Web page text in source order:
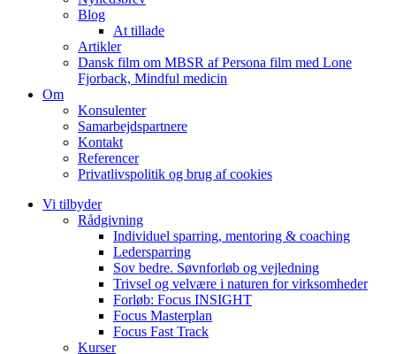
Blog
At tillade
Artikler
Dansk film om MBSR af Persona film med Lone
Fjorback, Mindful medicin
Om
Konsulenter
Samarbejdspartnere
Kontakt
Referencer
Privatlivspolitik og brug af cookies
Vi tilbyder
Rådgivning
Individuel sparring, mentoring & coaching
Ledersparring
Sov bedre. Søvnforløb og vejledning
Trivsel og velvære i naturen for virksomheder
Forløb: Focus INSIGHT
Focus Masterplan
Focus Fast Track
Kurser